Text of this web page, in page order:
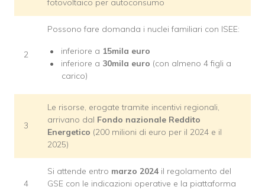
fotovoltaico per autoconsumo
2
Possono fare domanda i nuclei familiari con ISEE:
inferiore a 15mila euro
inferiore a 30mila euro (con almeno 4 figli a
carico)
3
Le risorse, erogate tramite incentivi regionali,
arrivano dal Fondo nazionale Reddito
Energetico (200 milioni di euro per il 2024 e il
2025)
4
Si attende entro marzo 2024 il regolamento del
GSE con le indicazioni operative e la piattaforma